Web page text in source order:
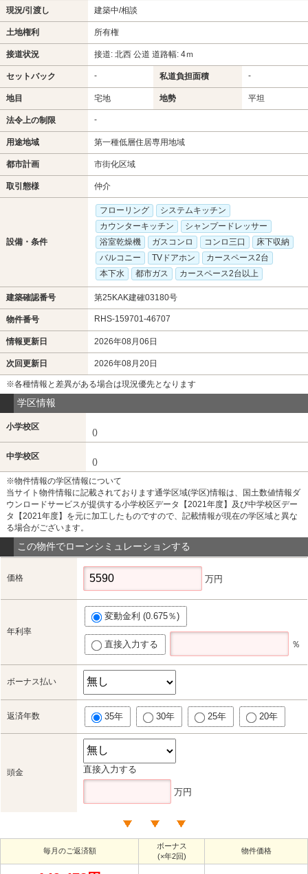
現況/引渡し 建築中/相談
土地権利 所有権
接道状況 接道: 北西 公道 道路幅: 4ｍ
セットバック - 私道負担面積 -
地目 宅地 地勢 平坦
法令上の制限 -
用途地域 第一種低層住居専用地域
都市計画 市街化区域
取引態様 仲介
設備・条件
フローリング
システムキッチン
カウンターキッチン
シャンプードレッサー
浴室乾燥機
ガスコンロ コンロ三口
床下収納
バルコニー
TVドアホン
カースペース2台
本下水
都市ガス カースペース2台以上
建築確認番号 第25KAK建確03180号
物件番号 RHS-159701-46707
情報更新日 2026年08月06日
次回更新日 2026年08月20日
※各種情報と差異がある場合は現況優先となります
学区情報
小学校区
()
中学校区
()
※物件情報の学区情報について
当サイト物件情報に記載されております通学区域(学区)情報は、国土数値情報ダ
ウンロードサービスが提供する小学校区データ【2021年度】及び中学校区デー
タ【2021年度】を元に加工したものですので、記載情報が現在の学区域と異な
る場合がございます。
この物件でローンシミュレーションする
価格 万円
年利率
変動金利 (0.675％)
直接入力する ％
ボーナス払い
返済年数 35年 30年 25年 20年
頭金 直接入力する
万円
毎月のご返済額
ボーナス
(×年2回)
物件価格